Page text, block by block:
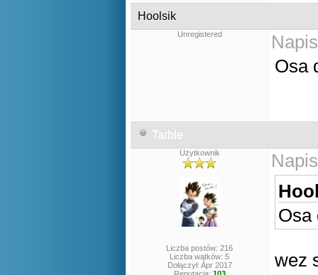
Hoolsik
Unregistered
Osa
Tarble
Użytkownik
Liczba postów: 216
Liczba wątków: 5
Dołączył: Apr 2017
Osa
wez